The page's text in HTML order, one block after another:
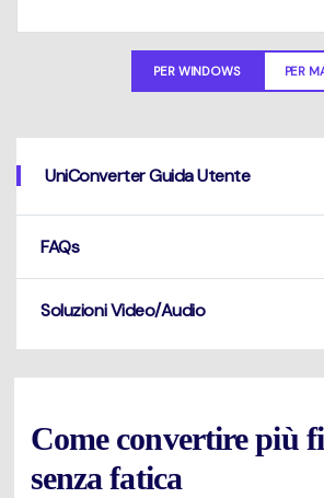
Mac Utenti
Informazioni di più
PER WINDOWS PER
UniConverter Guida Utente
FAQs
Soluzioni Video/Audio
Come convertire più
senza fatica